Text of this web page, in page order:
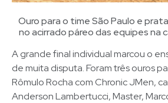
Ouro para o time São Paulo e
no acirrado páreo das equipes na
A grande final individual marcou o
de muita disputa. Foram três ouros
Rômulo Rocha com Chronic JMen,
Anderson Lambertucci, Master,